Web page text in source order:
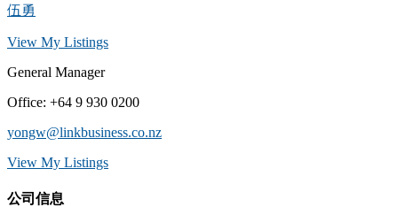
伍勇
View My Listings
General Manager
Office: +64 9 930 0200
yongw@linkbusiness.co.nz
View My Listings
公司信息